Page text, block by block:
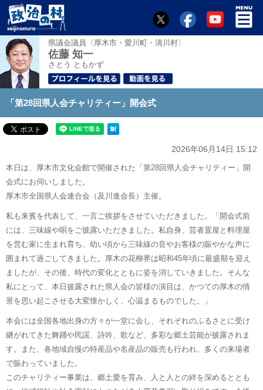
県議会議員〈厚木市・愛川町・清川村〉
佐藤 知一
さとう ともかず
「第28回県人会チャリティー」開会式
2026年06月14日 15:12
本日は、厚木市文化会館で開催された「第28回県人会チャリティー」開
会式にお伺いしました。
厚木市全国県人会連合会（及川進会長）主催。
私も来賓を代表して、一言ご挨拶をさせていただきました。「開会式前
には、三味線や唄をご披露いただきました。私自身、芸者置屋と料理屋
を営む家に生まれ育ち、幼い頃から三味線の音やお客様の賑やかな声に
囲まれて過ごしてきました。厚木の花柳界は昭和45年頃に最盛期を迎え
ましたが、その後、時代の変化とともに姿を消していきました。そんな
私にとって、本日披露された県人会の皆様の演目は、かつての厚木の情
景を思い起こさせる大変懐かしく、心温まるものでした。」
本会には全国各地出身の方々が一堂に会し、それぞれのふるさとに受け
継がれてきた舞踊や民謡、詩吟、歌など、多彩な郷土芸能が披露されま
す。また、各地域自慢の特産品や名産品の販売も行われ、多くの来場者
で賑わっていました。
このチャリティー事業は、郷土愛を育み、人と人との絆を深めるととも